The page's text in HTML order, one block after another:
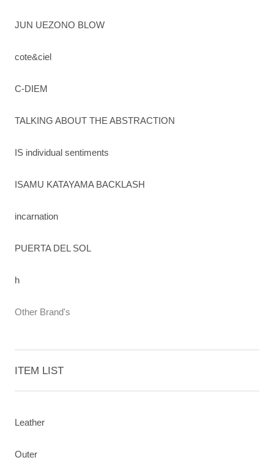
JUN UEZONO BLOW
cote&ciel
C-DIEM
TALKING ABOUT THE ABSTRACTION
IS individual sentiments
ISAMU KATAYAMA BACKLASH
incarnation
PUERTA DEL SOL
h
Other Brand's
ITEM LIST
Leather
Outer